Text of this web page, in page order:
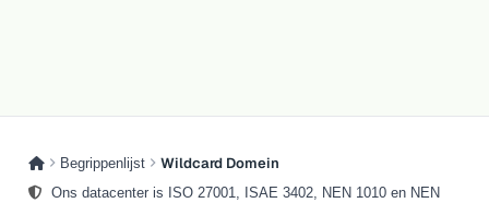
Begrippenlijst Wildcard Domein
Ons datacenter is ISO 27001, ISAE 3402, NEN 1010 en NEN